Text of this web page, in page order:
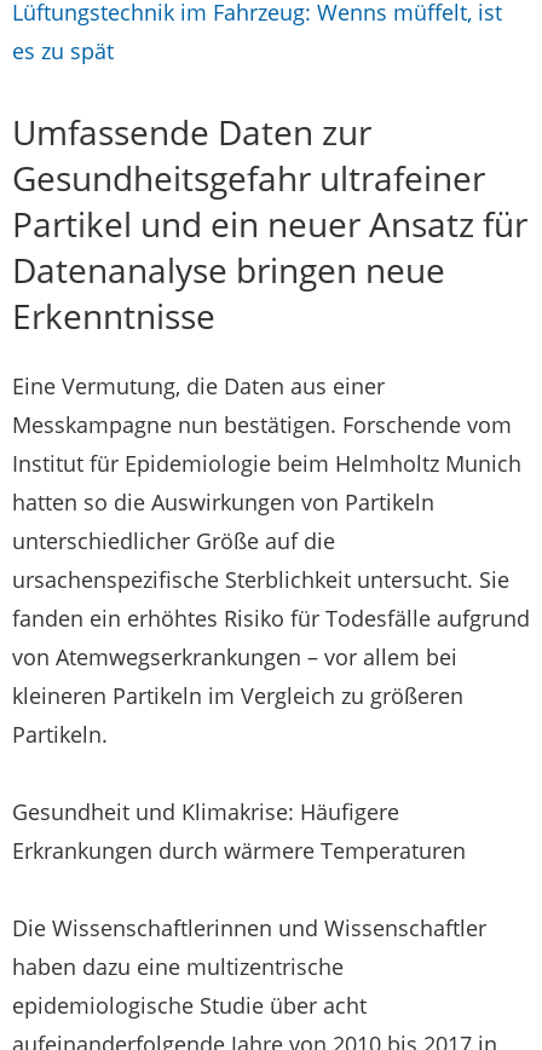
Lüftungstechnik im Fahrzeug: Wenns müffelt, ist
es zu spät
Umfassende Daten zur
Gesundheitsgefahr ultrafeiner
Partikel und ein neuer Ansatz für
Datenanalyse bringen neue
Erkenntnisse
Eine Vermutung, die Daten aus einer
Messkampagne nun bestätigen. Forschende vom
Institut für Epidemiologie beim Helmholtz Munich
hatten so die Auswirkungen von Partikeln
unterschiedlicher Größe auf die
ursachenspezifische Sterblichkeit untersucht. Sie
fanden ein erhöhtes Risiko für Todesfälle aufgrund
von Atemwegserkrankungen – vor allem bei
kleineren Partikeln im Vergleich zu größeren
Partikeln.
Gesundheit und Klimakrise: Häufigere
Erkrankungen durch wärmere Temperaturen
Die Wissenschaftlerinnen und Wissenschaftler
haben dazu eine multizentrische
epidemiologische Studie über acht
aufeinanderfolgende Jahre von 2010 bis 2017 in